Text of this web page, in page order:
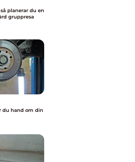
gruppresa